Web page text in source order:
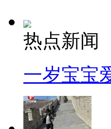
热点新闻
一岁宝宝